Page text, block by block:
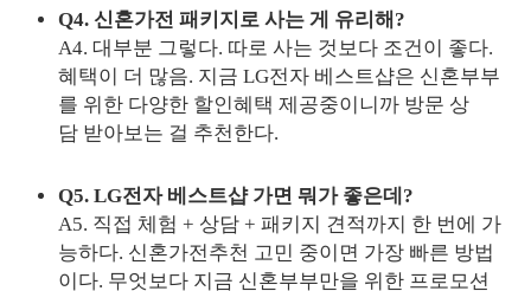
Q4. 신혼가전 패키지로 사는 게 유리해?
A4. 대부분 그렇다. 따로 사는 것보다 조건이 좋다.
혜택이 더 많음. 지금 LG전자 베스트샵은 신혼부부
를 위한 다양한 할인혜택 제공중이니까 방문 상
담 받아보는 걸 추천한다.
Q5. LG전자 베스트샵 가면 뭐가 좋은데?
A5. 직접 체험 + 상담 + 패키지 견적까지 한 번에 가
능하다. 신혼가전추천 고민 중이면 가장 빠른 방법
이다. 무엇보다 지금 신혼부부만을 위한 프로모션